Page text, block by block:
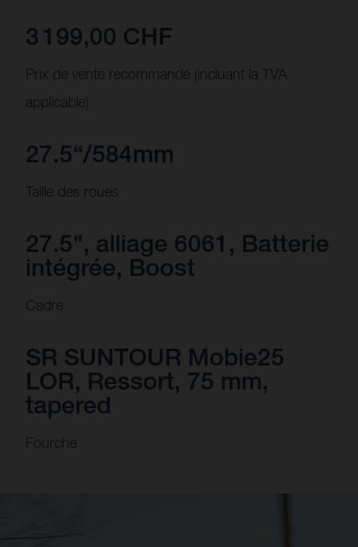
3 199,00 CHF
Prix de vente recommandé (incluant la TVA
applicable)
27.5“/584mm
Taille des roues
27.5", alliage 6061, Batterie
intégrée, Boost
Cadre
SR SUNTOUR Mobie25
LOR, Ressort, 75 mm,
tapered
Fourche